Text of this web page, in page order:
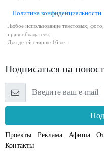
Политика конфиденциальности
Любое использование текстовых,
правообладателя.
Для детей старше 16 лет.
Подписаться на
Проекты Реклама Афиша
Контакты